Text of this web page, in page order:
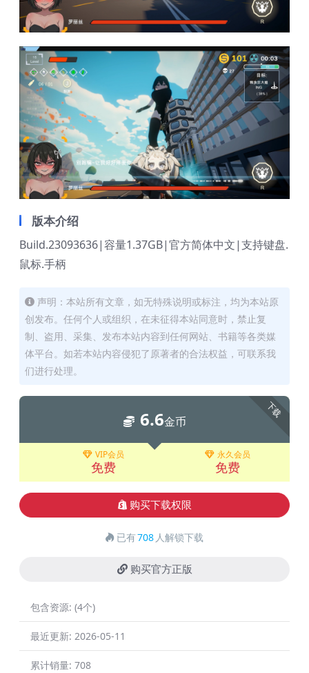
版本介绍
Build.23093636|容量1.37GB|官方简体中文|支持键盘.
鼠标.手柄
声明：本站所有文章，如无特殊说明或标注，均为本站原
创发布。任何个人或组织，在未征得本站同意时，禁止复
制、盗用、采集、发布本站内容到任何网站、书籍等各类媒
体平台。如若本站内容侵犯了原著者的合法权益，可联系我
们进行处理。
下载
6.6金币
VIP会员
免费
永久会员
免费
购买下载权限
已有708 人解锁下载
购买官方正版
包含资源: (4个)
最近更新: 2026-05-11
累计销量: 708